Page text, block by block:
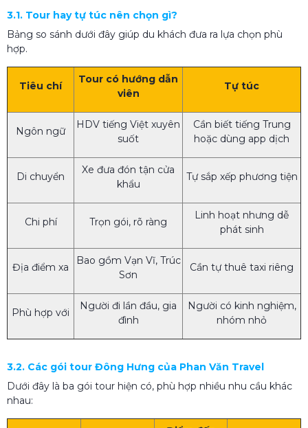
3.1. Tour hay tự túc nên chọn gì?
Bảng so sánh dưới đây giúp du khách đưa ra lựa chọn phù
hợp.
Tiêu chí
Tour có hướng dẫn
viên
Tự túc
Ngôn ngữ
HDV tiếng Việt xuyên
suốt
Cần biết tiếng Trung
hoặc dùng app dịch
Di chuyển
Xe đưa đón tận cửa
khẩu
Tự sắp xếp phương tiện
Chi phí Trọn gói, rõ ràng
Linh hoạt nhưng dễ
phát sinh
Địa điểm xa
Bao gồm Vạn Vĩ, Trúc
Sơn
Cần tự thuê taxi riêng
Phù hợp với
Người đi lần đầu, gia
đình
Người có kinh nghiệm,
nhóm nhỏ
3.2. Các gói tour Đông Hưng của Phan Văn Travel
Dưới đây là ba gói tour hiện có, phù hợp nhiều nhu cầu khác
nhau: